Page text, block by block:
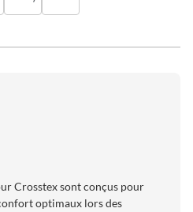
Crosstex sont conçus pour
optimaux lors des